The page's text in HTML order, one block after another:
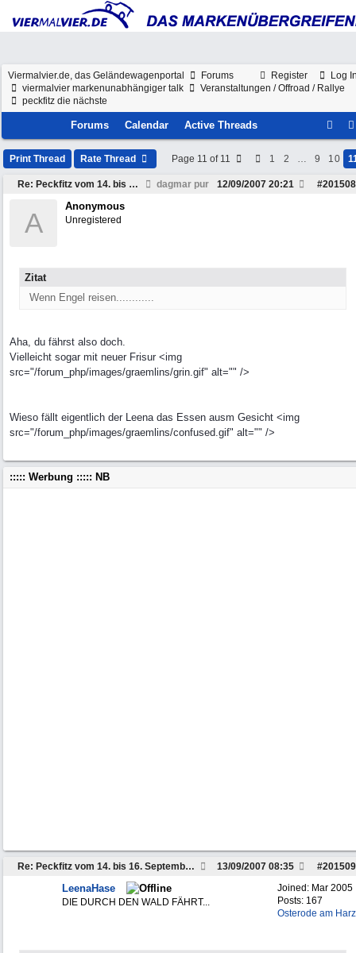
Register Log
Viermalvier.de, das Geländewagenportal
Forums
viermalvier markenunabhängiger talk
Veranstaltungen / Offroad / Rallye
peckfitz die nächste
Forums Calendar Active Threads
Print Thread Rate Thread Page 11 of 11 1 2 … 9 10
Re: Peckfitz vom 14. bis 16. September ? dagmar pur #201508
12/09/2007 20:21
A
Anonymous
Unregistered
Zitat
Wenn Engel reisen............
Aha, du fährst also doch.
Vielleicht sogar mit neuer Frisur <img
src="/forum_php/images/graemlins/grin.gif" alt="" />
Wieso fällt eigentlich der Leena das Essen ausm Gesicht <img
src="/forum_php/images/graemlins/confused.gif" alt="" />
::::: Werbung ::::: NB
Re: Peckfitz vom 14. bis 16. September ? #201509
13/09/2007 08:35
Joined: Mar 2005
Posts: 167
Osterode am Harz
LeenaHase
DIE DURCH DEN WALD FÄHRT...